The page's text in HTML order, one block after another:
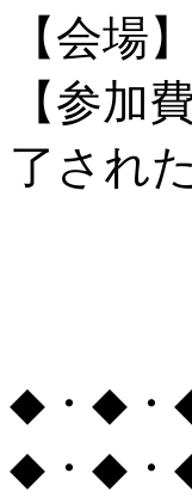
【会場】
【参加
了され
一般:
◆・◆・
◆・◆・